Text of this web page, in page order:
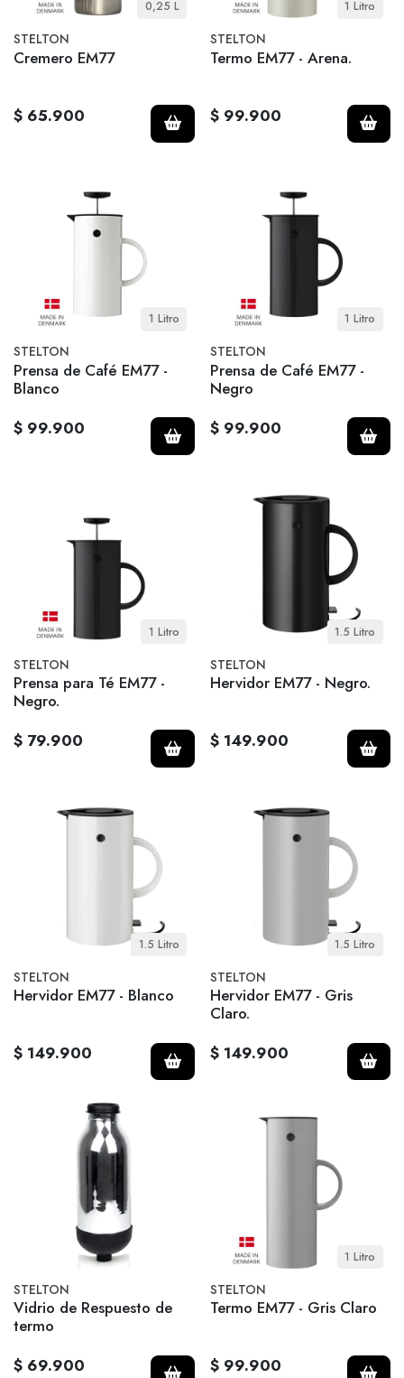
0,25 L
STELTON
Cremero EM77
$ 65.900
1 Litro
STELTON
Termo EM77 - Arena.
$ 99.900
1 Litro
STELTON
Prensa de Café EM77 -
Blanco
$ 99.900
1 Litro
STELTON
Prensa de Café EM77 -
Negro
$ 99.900
1 Litro
STELTON
Prensa para Té EM77 -
Negro.
$ 79.900
1.5 Litro
STELTON
Hervidor EM77 - Negro.
$ 149.900
1.5 Litro
STELTON
Hervidor EM77 - Blanco
$ 149.900
1.5 Litro
STELTON
Hervidor EM77 - Gris
Claro.
$ 149.900
STELTON
Vidrio de Respuesto de
termo
$ 69.900
1 Litro
STELTON
Termo EM77 - Gris Claro
$ 99.900